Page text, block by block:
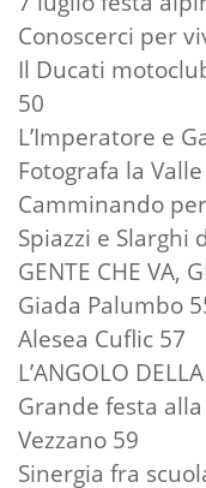
Conoscerci per
Il Ducati
50
L’Imperatore e
Fotografa la
Camminando
Spiazzi e Slarghi
GENTE CHE VA,
Giada Palumbo
Alesea Cuflic 57
L’ANGOLO
Grande festa
Vezzano 59
Sinergia fra